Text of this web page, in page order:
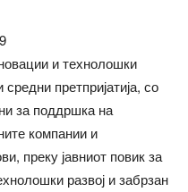
и технолошки
претпријатија, со
за поддршка на
компании и
преку јавниот повик за
развој и забрзан